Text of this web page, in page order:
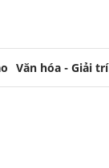
Văn hóa - Giải trí